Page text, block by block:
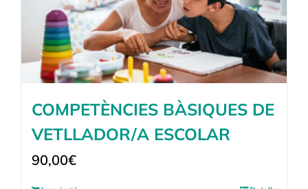
COMPETÈNCIES BÀSIQUES DE
VETLLADOR/A ESCOLAR
90,00€